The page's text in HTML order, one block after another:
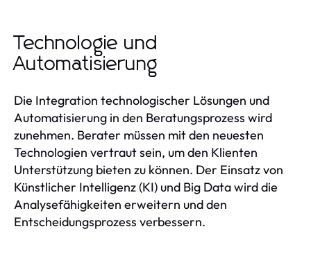
Technologie und
Automatisierung
Die Integration technologischer Lösungen und
Automatisierung in den Beratungsprozess wird
zunehmen. Berater müssen mit den neuesten
Technologien vertraut sein, um den Klienten
Unterstützung bieten zu können. Der Einsatz von
Künstlicher Intelligenz (KI) und Big Data wird die
Analysefähigkeiten erweitern und den
Entscheidungsprozess verbessern.